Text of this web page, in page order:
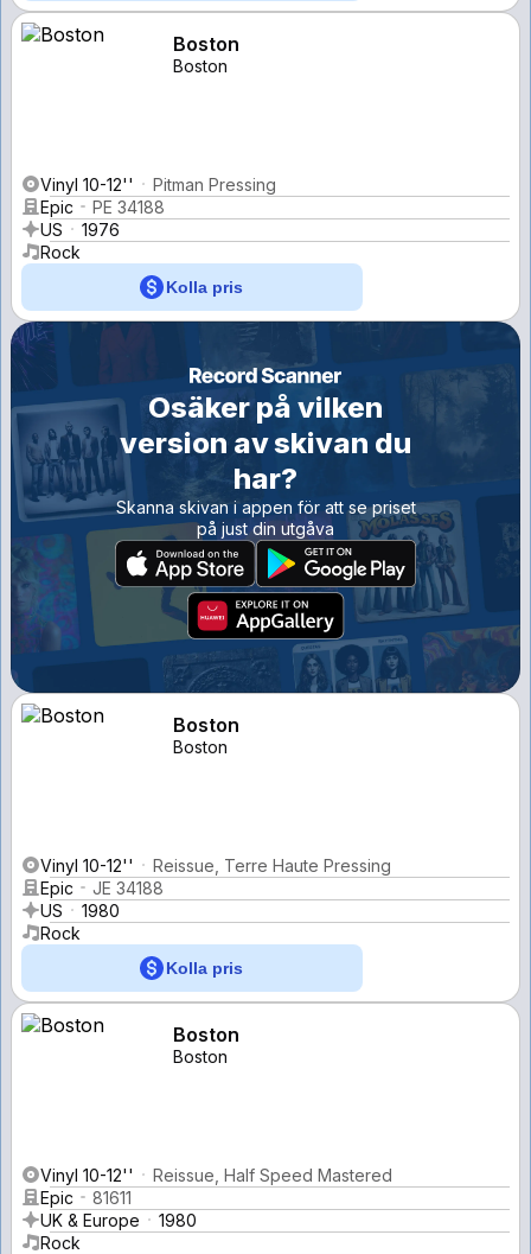
Boston
Boston
Vinyl 10-12''
Pitman Pressing
Epic
PE 34188
US
1976
Rock
Kolla pris
Osäker på vilken
version av skivan du
har?
Skanna skivan i appen för att se priset
på just din utgåva
Boston
Boston
Vinyl 10-12''
Reissue, Terre Haute Pressing
Epic
JE 34188
US
1980
Rock
Kolla pris
Boston
Boston
Vinyl 10-12''
Reissue, Half Speed Mastered
Epic
81611
UK & Europe
1980
Rock